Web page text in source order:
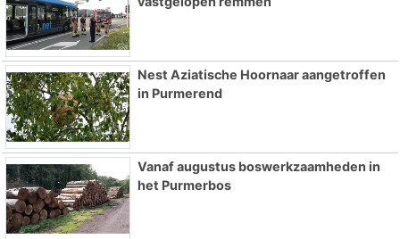
Nest Aziatische Hoornaar aangetroffen
in Purmerend
Vanaf augustus boswerkzaamheden in
het Purmerbos